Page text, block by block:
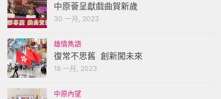
中原薈呈獻戲曲賀新歲
30 一月, 2023
雄情雋語
復常不思舊 創新闖未來
18 一月, 2023
中原內望